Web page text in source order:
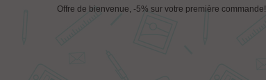
Offre de bienvenue, -5% sur votre première commande!